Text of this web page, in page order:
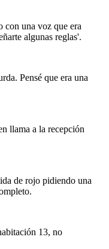
una voz que era
algunas reglas'.
Pensé que era una
llama a la recepción
de rojo pidiendo una
13, no